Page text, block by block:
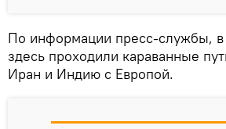
По информации пресс-службы, в
здесь проходили караванные
Иран и Индию с Европой.